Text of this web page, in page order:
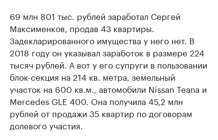
69 млн 801 тыс. рублей заработал Сергей
Максименков, продав 43 квартиры.
Задекларированного имущества у него нет. В
2018 году он указывал заработок в размере 224
тысяч рублей. А вот у его супруги в пользовании
блок-секция на 214 кв. метра, земельный
участок на 600 кв.м., автомобили Nissan Teana и
Mercedes GLE 400. Она получила 45,2 млн
рублей от продажи 35 квартир по договорам
долевого участия.